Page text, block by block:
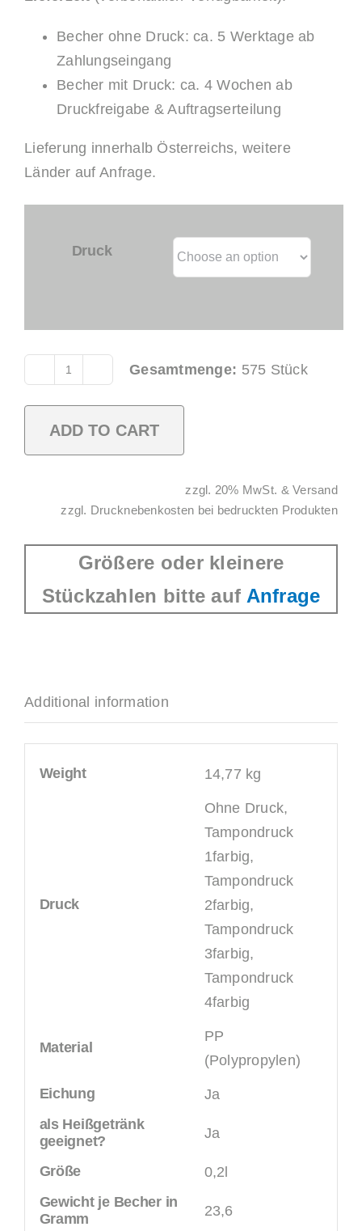
Becher ohne Druck: ca. 5 Werktage ab
Zahlungseingang
Becher mit Druck: ca. 4 Wochen ab
Druckfreigabe & Auftragserteilung
Lieferung innerhalb Österreichs, weitere
Länder auf Anfrage.
Druck
Allround
Cup
0,2l
PP
quantity
Gesamtmenge: 575 Stück
ADD TO CART
zzgl. 20% MwSt. & Versand
zzgl. Drucknebenkosten bei bedruckten Produkten
Größere oder kleinere
Stückzahlen bitte auf Anfrage
Additional information
Weight 14,77 kg
Druck
Ohne Druck,
Tampondruck
1farbig,
Tampondruck
2farbig,
Tampondruck
3farbig,
Tampondruck
4farbig
Material
PP
(Polypropylen)
Eichung
Ja
als Heißgetränk
geeignet?
Ja
Größe
0,2l
Gewicht je Becher in
Gramm
23,6